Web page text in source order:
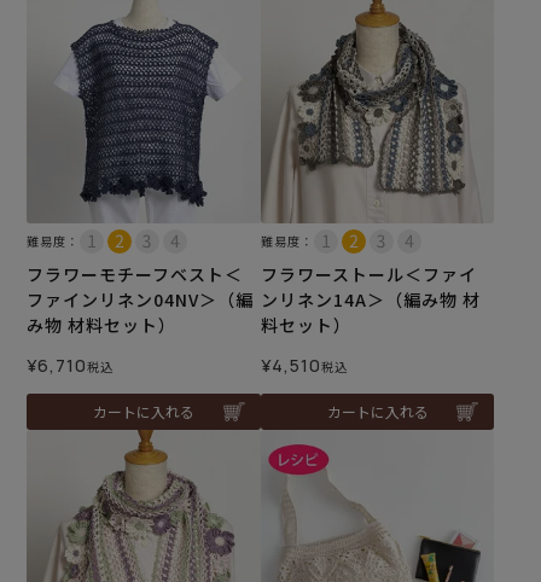
難易度：
フラワーモチーフベスト＜
ファインリネン04NV＞（編
み物 材料セット）
¥6,710税込
カートに入れる
難易度：
フラワーストール＜ファイ
ンリネン14A＞（編み物 材
料セット）
¥4,510税込
カートに入れる